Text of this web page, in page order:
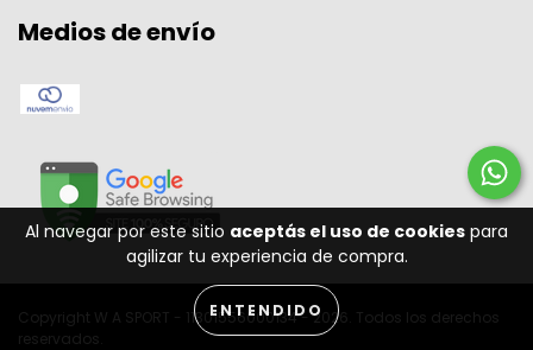
Al navegar por este sitio aceptás el uso de cookies para
agilizar tu experiencia de compra.
ENTENDIDO
Medios de envío
Copyright W A SPORT - 11301556000134 - 2026. Todos los derechos
reservados.